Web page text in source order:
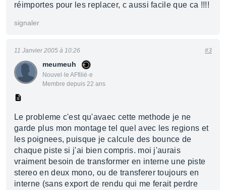
réimportes pour les replacer, c aussi facile que ca !!!!
signaler
meumeuh
Nouvel·le AFfilié·e
Membre depuis 22 ans
11 Janvier 2005 à 10:26 #3
Le probleme c'est qu'avaec cette methode je ne
garde plus mon montage tel quel avec les regions et
les poignees, puisque je calcule des bounce de
chaque piste si j'ai bien compris. moi j'aurais
vraiment besoin de transformer en interne une piste
stereo en deux mono, ou de transferer toujours en
interne (sans export de rendu qui me ferait perdre